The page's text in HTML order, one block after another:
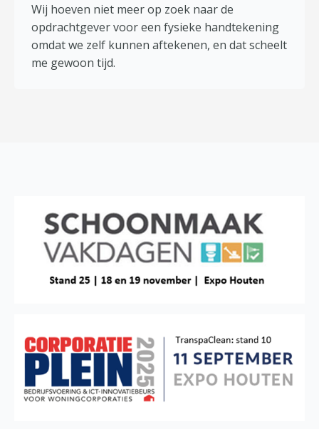
Wij hoeven niet meer op zoek naar de
opdrachtgever voor een fysieke handtekening
omdat we zelf kunnen aftekenen, en dat scheelt
me gewoon tijd.